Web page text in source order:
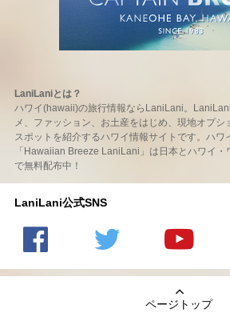
LaniLaniとは？
ハワイ(hawaii)の旅行情報ならLaniLani。
メ、ファッション、お土産をはじめ、現地オプ
スポットを紹介するハワイ情報サイトです。ハワ
「Hawaiian Breeze LaniLani」は日本とハワイ
で無料配布中！
LaniLani公式SNS
の
のtwitter
の
Youtube
チャンネ
ページトップ